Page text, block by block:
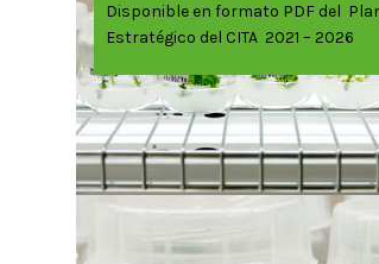
Disponible en formato PDF del
Estratégico del CITA 2021 – 2026